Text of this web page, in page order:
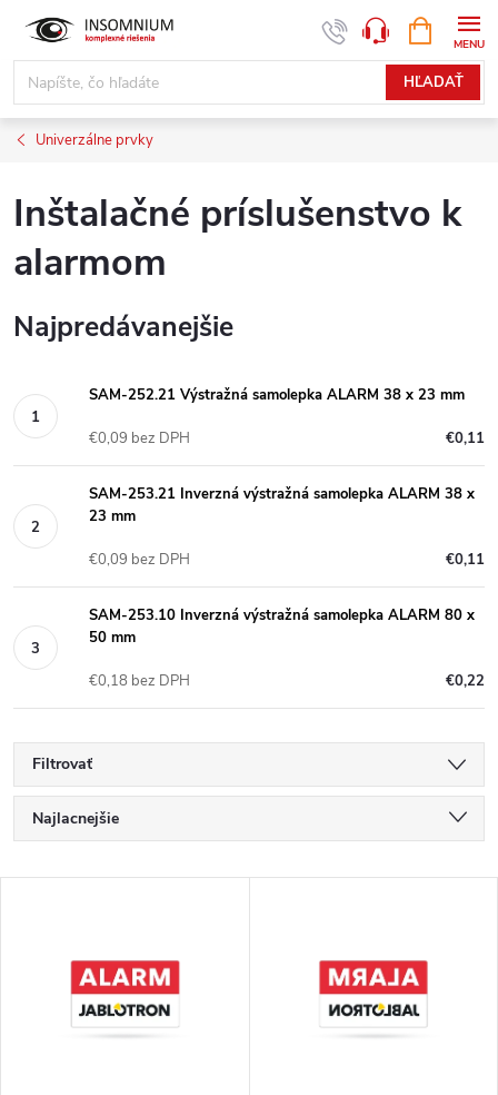
obsah
HĽADAŤ
KOŠÍK
Univerzálne prvky
Inštalačné príslušenstvo k
alarmom
Najpredávanejšie
SAM-252.21 Výstražná samolepka ALARM 38 x 23 mm
€0,11
€0,09 bez DPH
SAM-253.21 Inverzná výstražná samolepka ALARM 38 x
23 mm
€0,11
€0,09 bez DPH
SAM-253.10 Inverzná výstražná samolepka ALARM 80 x
50 mm
€0,22
€0,18 bez DPH
Filtrovať
R
a
Najlacnejšie
www.insomnium.sk - Chat